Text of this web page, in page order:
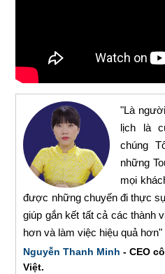
"Là
lịch là
chúng
những
mọi
được những chuyến đi thực
giúp gắn kết tất cả các thành
hơn và làm việc hiệu quả hơn"
Nguyễn Thanh Minh - CEO
Việt.